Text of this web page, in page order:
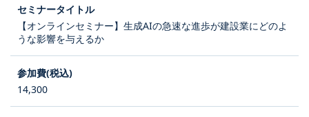
【オンラインセミナー】生成AIの急速な進歩が建設業にどのよ
うな影響を与えるか
14,300